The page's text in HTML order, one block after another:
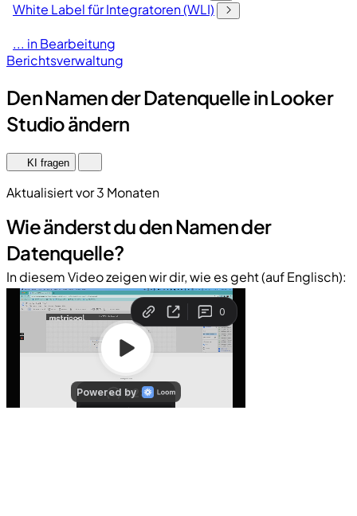
White Label für Integratoren (WLI)
... in Bearbeitung
Berichtsverwaltung
Den Namen der Datenquelle in Looker
Studio ändern
KI fragen
Aktualisiert vor 3 Monaten
Wie änderst du den Namen der
Datenquelle?
In diesem Video zeigen wir dir, wie es geht (auf Englisch):